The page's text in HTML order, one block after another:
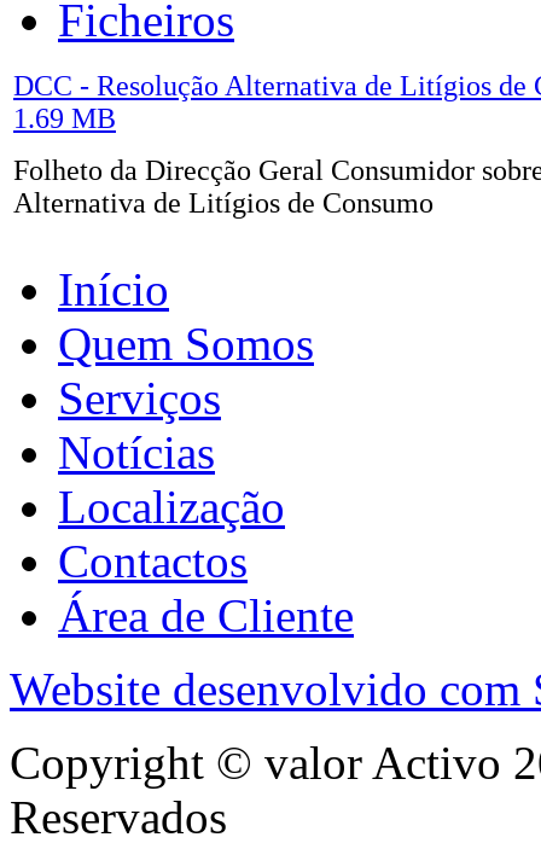
Ficheiros
DCC - Resolução Alternativa de Litígios de
1.69 MB
Folheto da Direcção Geral Consumidor
Alternativa de Litígios de Consumo
Início
Quem Somos
Serviços
Notícias
Localização
Contactos
Área de Cliente
Website desenvolvido
Copyright © valor Activo
Reservados